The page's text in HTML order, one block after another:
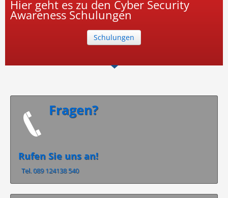
Hier geht es zu den Cyber Security
Awareness Schulungen
Schulungen
Fragen?
Rufen Sie uns an!
Tel. 089 124138 540